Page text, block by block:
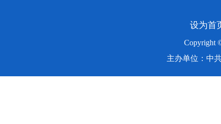
设为首
Copyright
主办单位：中